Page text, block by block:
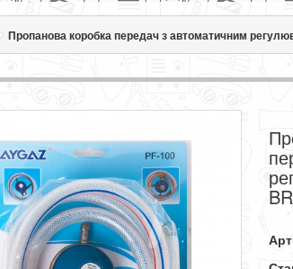
Пропанова коробка передач з автоматичним